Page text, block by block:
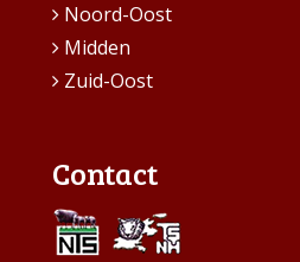
Noord-Oost
Midden
Zuid-Oost
Contact